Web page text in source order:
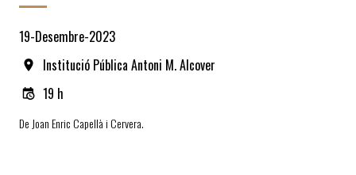
19-Desembre-2023
Institució Pública Antoni M. Alcover
19 h
De Joan Enric Capellà i Cervera.